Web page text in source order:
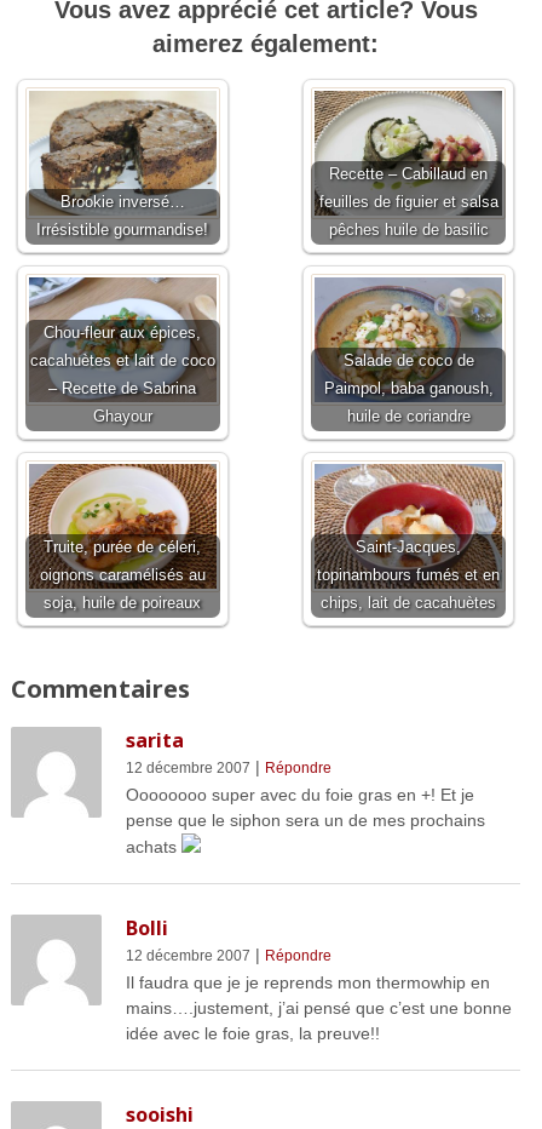
Vous avez apprécié cet article? Vous
aimerez également:
Brookie inversé…
Irrésistible gourmandise!
Recette – Cabillaud en
feuilles de figuier et salsa
pêches huile de basilic
Chou-fleur aux épices,
cacahuètes et lait de coco
– Recette de Sabrina
Ghayour
Salade de coco de
Paimpol, baba ganoush,
huile de coriandre
Truite, purée de céleri,
oignons caramélisés au
soja, huile de poireaux
Saint-Jacques,
topinambours fumés et en
chips, lait de cacahuètes
Commentaires
sarita
12 décembre 2007 | Répondre
Oooooooo super avec du foie gras en +! Et je
pense que le siphon sera un de mes prochains
achats
Bolli
12 décembre 2007 | Répondre
Il faudra que je je reprends mon thermowhip en
mains….justement, j’ai pensé que c’est une bonne
idée avec le foie gras, la preuve!!
sooishi